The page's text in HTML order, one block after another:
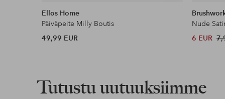
Ellos Home
Päiväpeite Milly Boutis
49,99 EUR
Nude
6 EUR
Tutustu uutuuksiimme